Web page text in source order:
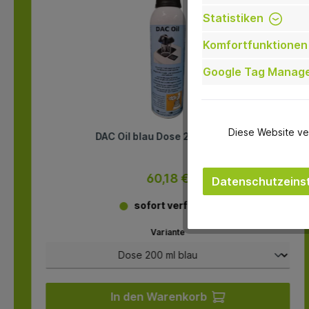
DAC Oil blau Dose 200 ml blau
60,18 €
sofort verfügbar
Variante
In den Warenkorb
Statistiken
Komfortfunktionen
Google Tag
Diese Website